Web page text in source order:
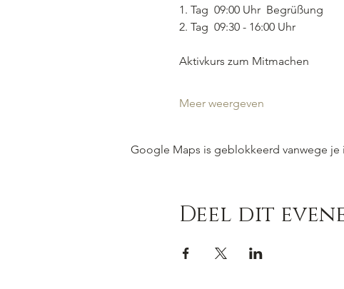
1. Tag  09:00 Uhr  Begrüßung
2. Tag  09:30 - 16:00 Uhr
Aktivkurs zum Mitmachen
Meer weergeven
Google Maps is geblokkeerd vanwege
Deel dit